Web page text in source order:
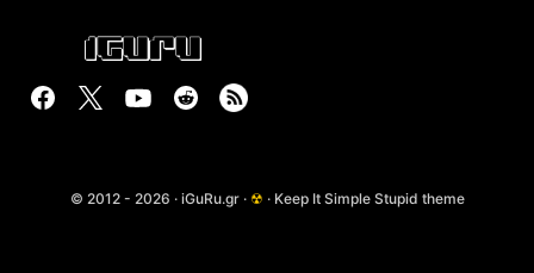
© 2012 - 2026 · iGuRu.gr · ☢ · Keep It Simple Stupid theme